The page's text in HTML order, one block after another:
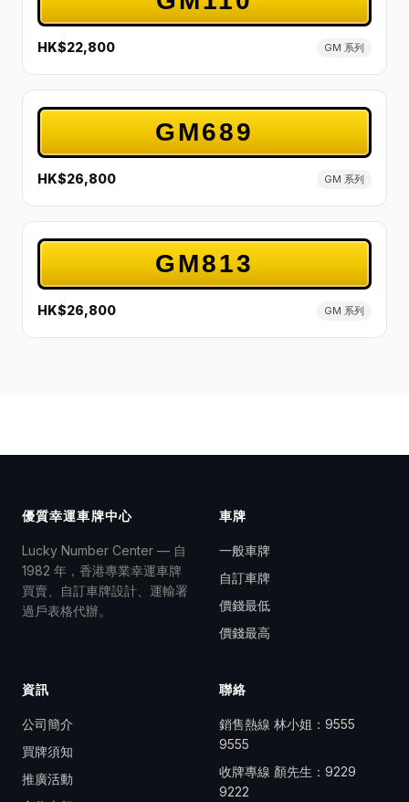
HK$22,800 GM 系列
GM689
HK$26,800 GM 系列
GM813
HK$26,800 GM 系列
優質幸運車牌中心
Lucky Number Center — 自
1982 年，香港專業幸運車牌
買賣、自訂車牌設計、運輸署
過戶表格代辦。
車牌
一般車牌
自訂車牌
價錢最低
價錢最高
資訊
公司簡介
買牌須知
推廣活動
聯絡
銷售熱線 林小姐： 9555
9555
收牌專線 顏先生： 9229
9222